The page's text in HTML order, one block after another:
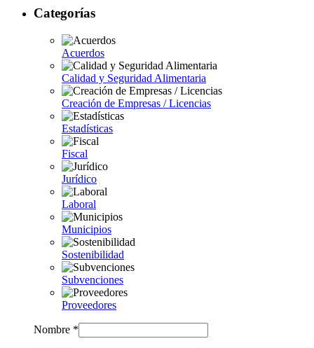
Categorías
Acuerdos
Calidad y Seguridad Alimentaria
Creación de Empresas / Licencias
Estadísticas
Fiscal
Jurídico
Laboral
Municipios
Sostenibilidad
Subvenciones
Proveedores
Nombre *